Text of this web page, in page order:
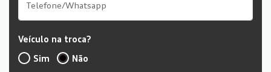
Veículo na troca?
Sim
Não